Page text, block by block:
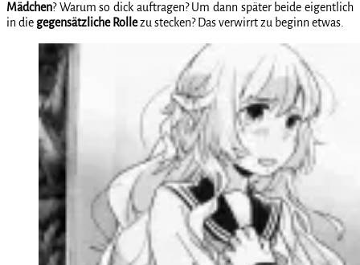
Mädchen? Warum so dick auftragen? Um dann später beide eigentlich
in die gegensätzliche Rollezu stecken? Das verwirrt zu beginn etwas.